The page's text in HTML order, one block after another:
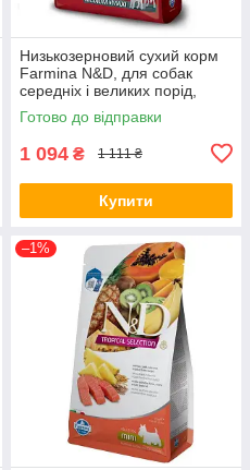
Низькозерновий сухий корм
Farmina N&D, для собак
середніх і великих порід,
курка з гранатом, 2.5 кг (*)
Готово до відправки
1 094 ₴ 1 111 ₴
Купити
–1%